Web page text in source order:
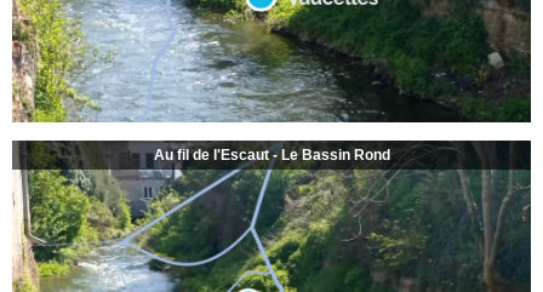
Au fil de l'Escaut - Le Bassin Rond